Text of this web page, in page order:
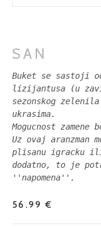
SAN
Buket se sastoji
lizijantusa (u
sezonskog
ukrasima.
Mogucnost
Uz ovaj aranzman
plisanu igracku
dodatno, to je
''napomena''.
56.99 €